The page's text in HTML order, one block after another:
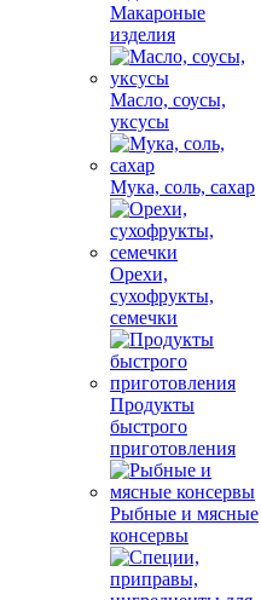
Макароные
изделия
Масло, соусы,
уксусы
Мука, соль, сахар
Орехи,
сухофрукты,
семечки
Продукты
быстрого
приготовления
Рыбные и мясные
консервы